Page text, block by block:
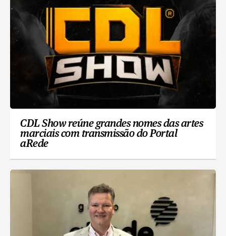
CDL Show reúne grandes nomes das artes
marciais com transmissão do Portal
aRede